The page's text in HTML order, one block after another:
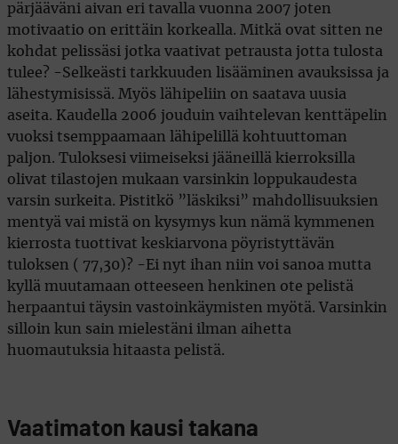
pärjääväni aivan eri tavalla vuonna 2007 joten
motivaatio on erittäin korkealla. Mitkä ovat sitten ne
kohdat pelissäsi jotka vaativat petrausta jotta tulosta
tulee? -Selkeästi tarkkuuden lisääminen avauksissa ja
lähestymisissä. Myös lähipeliin on saatava uusia
aseita. Kaudella 2006 jouduin vaihtelevan kenttäpelin
vuoksi tsemppaamaan lähipelillä kohtuuttoman
paljon. Tuloksesi viimeiseksi jääneillä kierroksilla
olivat tilastojen mukaan varsinkin loppukaudesta
varsin surkeita. Pistitkö ”läskiksi” mahdollisuuksien
mentyä vai mistä on kysymys kun nämä kymmenen
kierrosta tuottivat keskiarvona pöyristyttävän
tuloksen ( 77,30)? -Ei nyt ihan niin voi sanoa mutta
kyllä muutamaan otteeseen henkinen ote pelistä
herpaantui täysin vastoinkäymisten myötä. Varsinkin
silloin kun sain mielestäni ilman aihetta
huomautuksia hitaasta pelistä.
Vaatimaton kausi takana